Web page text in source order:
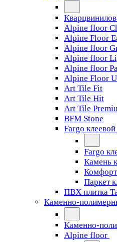
Alpine floor
Alpine Floor
Alpine floor
Alpine floor
Alpine floor
Alpine Floor
Art Tile Fit
Art Tile Hit
Art Tile
BFM Stone
Fargo клеевой
Fargo
Камень
Паркет
ПВХ плитка
Каменно-
Каменно-
Alpine floor